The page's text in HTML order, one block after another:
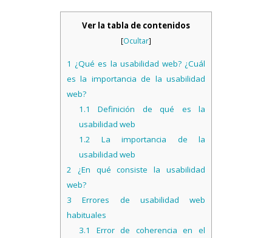
Ver la tabla de contenidos
[Ocultar]
1 ¿Qué es la usabilidad web? ¿Cuál
es la importancia de la usabilidad
web?
1.1
Definición de qué es la
usabilidad web
1.2 La importancia de la
usabilidad web
2 ¿En qué consiste la usabilidad
web?
3 Errores de usabilidad web
habituales
3.1
Error de coherencia en el